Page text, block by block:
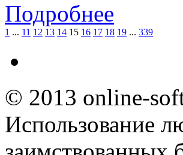
Подробнее
1 ... 11 12 13 14 15 16 17 18 19 ... 339
© 2013 online-
Использование